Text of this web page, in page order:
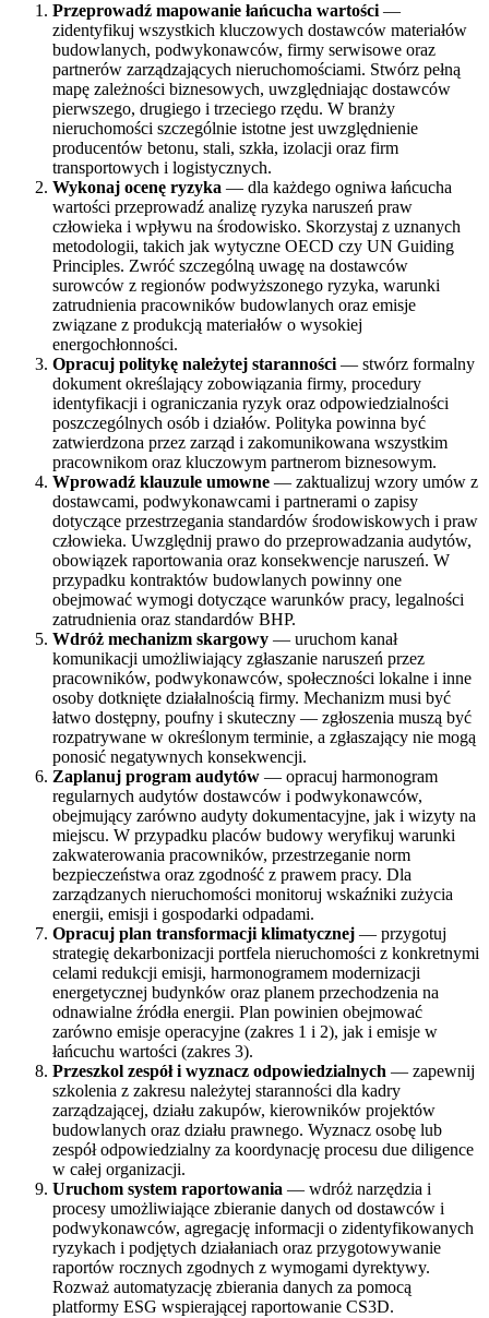
Przeprowadź mapowanie łańcucha wartości —
zidentyfikuj wszystkich kluczowych dostawców materiałów
budowlanych, podwykonawców, firmy serwisowe oraz
partnerów zarządzających nieruchomościami. Stwórz pełną
mapę zależności biznesowych, uwzględniając dostawców
pierwszego, drugiego i trzeciego rzędu. W branży
nieruchomości szczególnie istotne jest uwzględnienie
producentów betonu, stali, szkła, izolacji oraz firm
transportowych i logistycznych.
Wykonaj ocenę ryzyka — dla każdego ogniwa łańcucha
wartości przeprowadź analizę ryzyka naruszeń praw
człowieka i wpływu na środowisko. Skorzystaj z uznanych
metodologii, takich jak wytyczne OECD czy UN Guiding
Principles. Zwróć szczególną uwagę na dostawców
surowców z regionów podwyższonego ryzyka, warunki
zatrudnienia pracowników budowlanych oraz emisje
związane z produkcją materiałów o wysokiej
energochłonności.
Opracuj politykę należytej staranności — stwórz formalny
dokument określający zobowiązania firmy, procedury
identyfikacji i ograniczania ryzyk oraz odpowiedzialności
poszczególnych osób i działów. Polityka powinna być
zatwierdzona przez zarząd i zakomunikowana wszystkim
pracownikom oraz kluczowym partnerom biznesowym.
Wprowadź klauzule umowne — zaktualizuj wzory umów z
dostawcami, podwykonawcami i partnerami o zapisy
dotyczące przestrzegania standardów środowiskowych i praw
człowieka. Uwzględnij prawo do przeprowadzania audytów,
obowiązek raportowania oraz konsekwencje naruszeń. W
przypadku kontraktów budowlanych powinny one
obejmować wymogi dotyczące warunków pracy, legalności
zatrudnienia oraz standardów BHP.
Wdróż mechanizm skargowy — uruchom kanał
komunikacji umożliwiający zgłaszanie naruszeń przez
pracowników, podwykonawców, społeczności lokalne i inne
osoby dotknięte działalnością firmy. Mechanizm musi być
łatwo dostępny, poufny i skuteczny — zgłoszenia muszą być
rozpatrywane w określonym terminie, a zgłaszający nie mogą
ponosić negatywnych konsekwencji.
Zaplanuj program audytów — opracuj harmonogram
regularnych audytów dostawców i podwykonawców,
obejmujący zarówno audyty dokumentacyjne, jak i wizyty na
miejscu. W przypadku placów budowy weryfikuj warunki
zakwaterowania pracowników, przestrzeganie norm
bezpieczeństwa oraz zgodność z prawem pracy. Dla
zarządzanych nieruchomości monitoruj wskaźniki zużycia
energii, emisji i gospodarki odpadami.
Opracuj plan transformacji klimatycznej — przygotuj
strategię dekarbonizacji portfela nieruchomości z konkretnymi
celami redukcji emisji, harmonogramem modernizacji
energetycznej budynków oraz planem przechodzenia na
odnawialne źródła energii. Plan powinien obejmować
zarówno emisje operacyjne (zakres 1 i 2), jak i emisje w
łańcuchu wartości (zakres 3).
Przeszkol zespół i wyznacz odpowiedzialnych — zapewnij
szkolenia z zakresu należytej staranności dla kadry
zarządzającej, działu zakupów, kierowników projektów
budowlanych oraz działu prawnego. Wyznacz osobę lub
zespół odpowiedzialny za koordynację procesu due diligence
w całej organizacji.
Uruchom system raportowania — wdróż narzędzia i
procesy umożliwiające zbieranie danych od dostawców i
podwykonawców, agregację informacji o zidentyfikowanych
ryzykach i podjętych działaniach oraz przygotowywanie
raportów rocznych zgodnych z wymogami dyrektywy.
Rozważ automatyzację zbierania danych za pomocą
platformy ESG wspierającej raportowanie CS3D.